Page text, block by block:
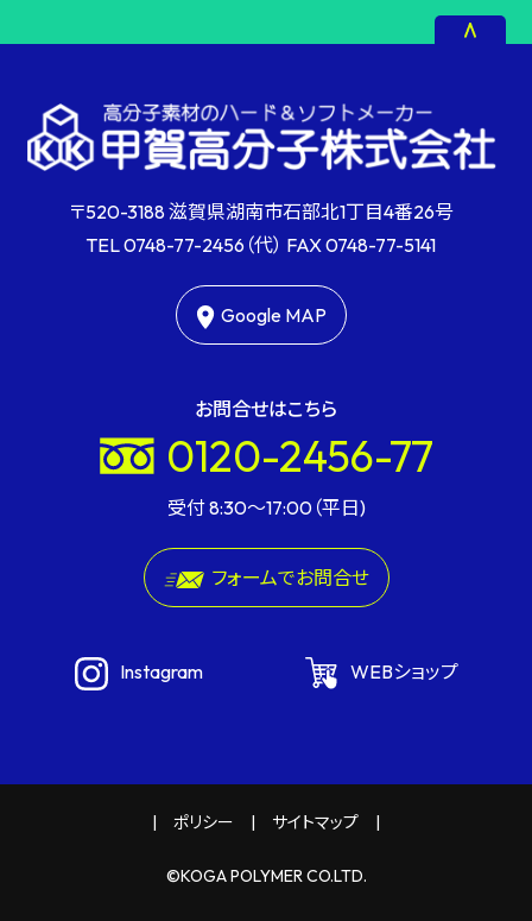
〒520-3188 滋賀県湖南市石部北1丁目4番26号
TEL0748-77-2456 （代） FAX0748-77-5141
Google MAP
お問合せはこちら
0120-2456-77
受付 8:30〜17:00（平日)
フォームでお問合せ
Instagram WEBショップ
ポリシー サイトマップ
©KOGA POLYMER CO.LTD.